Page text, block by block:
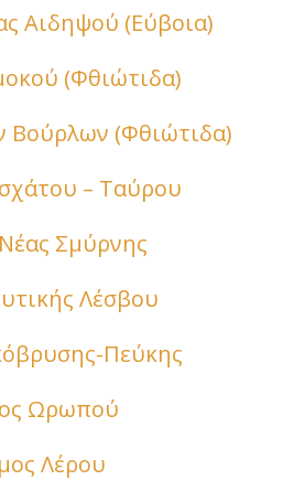
Αιδηψού (Εύβοια)
(Φθιώτιδα)
Βούρλων (Φθιώτιδα)
– Ταύρου
Σμύρνης
Λέσβου
Πεύκης
Ωρωπού
Λέρου